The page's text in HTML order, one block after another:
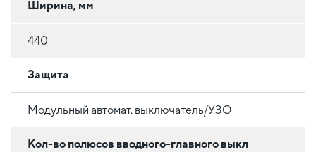
Ширина, мм
440
Защита
Модульный автомат. выключатель/УЗО
Кол-во полюсов вводного-главного выкл